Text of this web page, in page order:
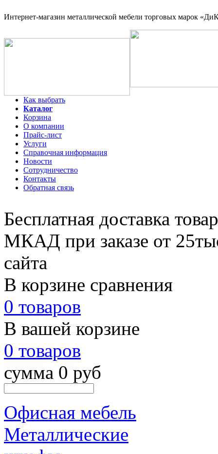
Интернет-магазин металлической мебели торговых марок
Как выбрать
Каталог
Корзина
О компании
Прайс-лист
Услуги
Справочная информация
Новости
Сотрудничество
Контакты
Обратная связь
Бесплатная доставка
МКАД при заказе от
сайта
В корзине сравнения
0 товаров
В вашей корзине
0 товаров
сумма 0 руб
Офисная мебель
Металлические